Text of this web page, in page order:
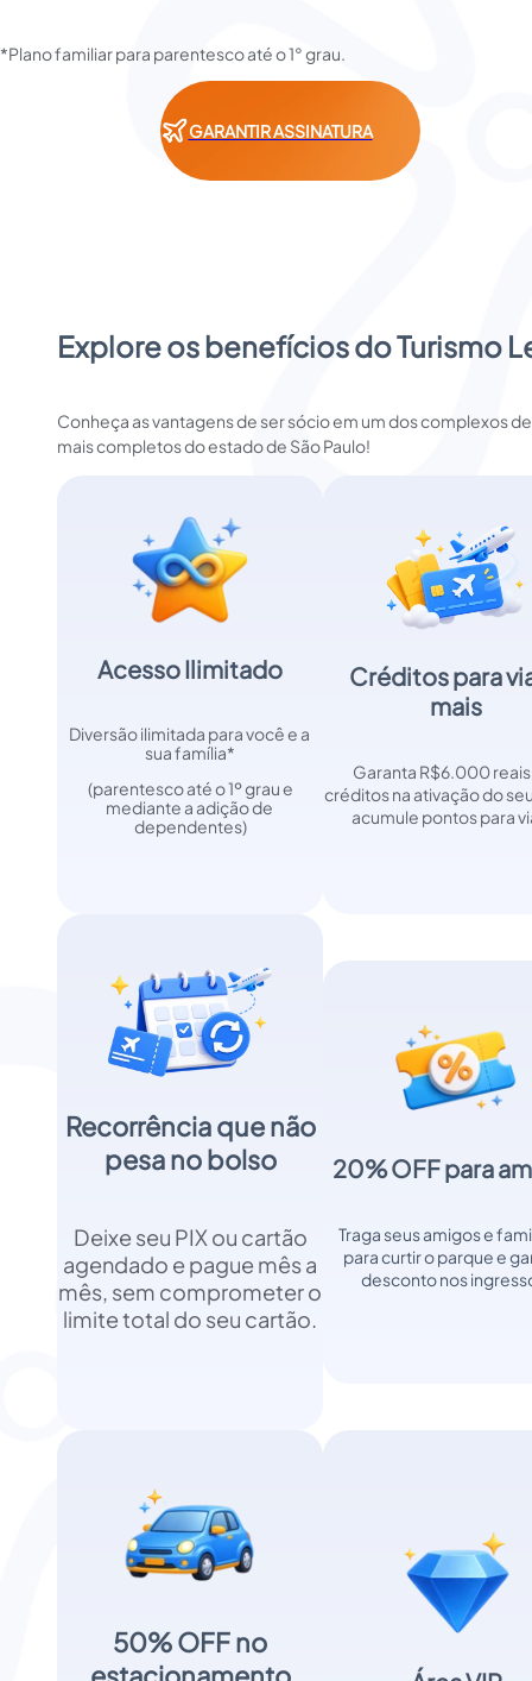
*Plano familiar para parentesco até o 1° grau.
GARANTIR ASSINATURA
Explore os benefícios do Turismo
Conheça as vantagens de ser sócio em um dos complexos
mais completos do estado de São Paulo!
Acesso Ilimitado
Diversão ilimitada para você e a
sua família*
mediante a adição de
dependentes)
Créditos para
mais
Garanta R$6.000
créditos na ativação do
acumule pontos para
Recorrência que não
pesa no bolso
Deixe seu PIX ou cartão
agendado e pague mês a
mês, sem comprometer o
limite total do seu cartão.
20% OFF para
Traga seus amigos e
para curtir o parque e
desconto nos
50% OFF no